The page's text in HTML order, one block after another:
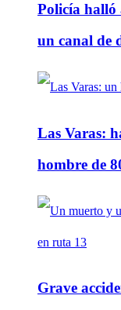
Policía halló
un canal de
Las Varas:
hombre de
Grave